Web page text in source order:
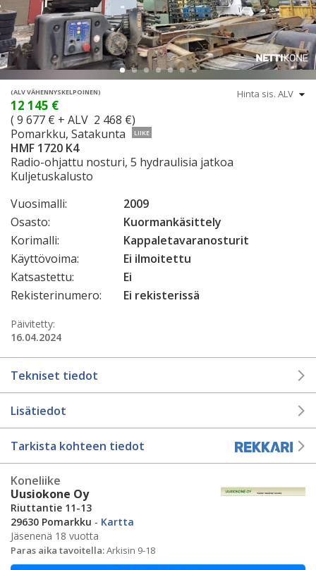
(ALV VÄHENNYSKELPOINEN)
12 145 €
( 9 677 € + ALV 2 468 €)
Pomarkku, Satakunta
LIIKE
HMF 1720 K4
Radio-ohjattu nosturi, 5 hydraulisia jatkoa
Kuljetuskalusto
Vuosimalli:
2009
Osasto:
Kuormankäsittely
Korimalli:
Kappaletavaranosturit
Käyttövoima:
Ei ilmoitettu
Katsastettu:
Ei
Rekisterinumero:
Ei rekisterissä
Päivitetty:
16.04.2024
Tekniset tiedot
Lisätiedot
Tarkista kohteen tiedot
Koneliike
Uusiokone Oy
Riuttantie 11-13
29630 Pomarkku - Kartta
Jäsenenä 18 vuotta
Paras aika tavoitella:Arkisin 9-18